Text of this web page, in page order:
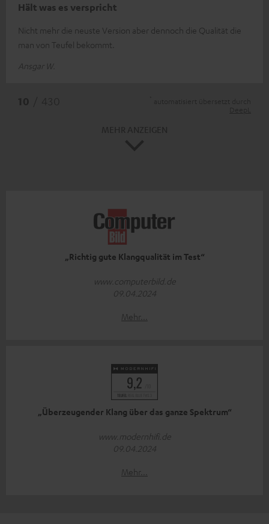
Hält was es verspricht
Nicht mehr die neuste Version aber dennoch die Qualität die
man von Teufel bekommt.
Ansgar W.
„Richtig gute Klangqualität im Test“
www.computerbild.de
09.04.2024
Mehr...
„Überzeugender Klang über das ganze Spektrum“
www.modernhifi.de
09.04.2024
Mehr...